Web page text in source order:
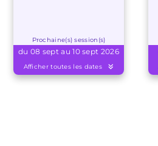
Prochaine(s) session(s)
du 08 sept au 10 sept 2026
Afficher toutes les dates